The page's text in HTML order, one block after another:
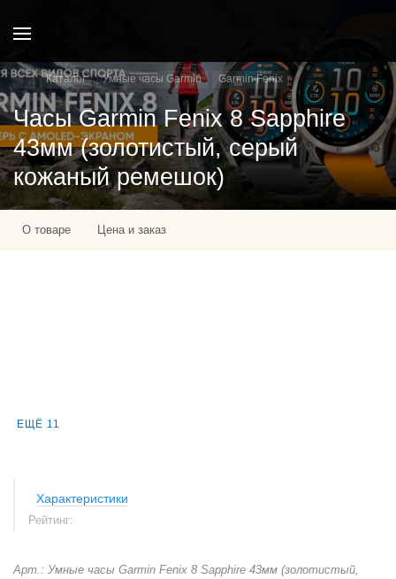
Каталог Умные часы Garmin Garmin Fenix
Часы Garmin Fenix 8 Sapphire
43мм (золотистый, серый
кожаный ремешок)
О товаре Цена и заказ
ЕЩЁ 11
Характеристики
Рейтинг:
Арт.: Умные часы Garmin Fenix 8 Sapphire 43мм (золотистый,